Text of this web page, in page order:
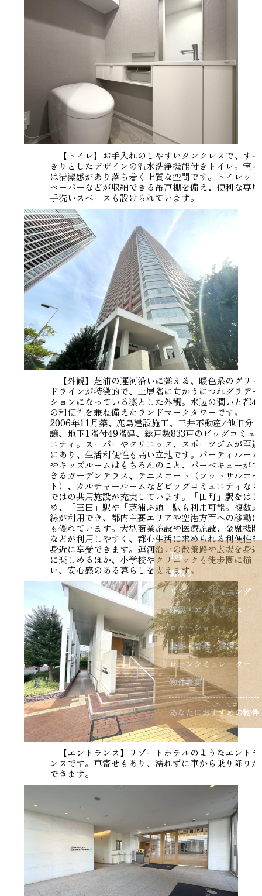
Top
間取り
リビング・ダイニング
外観・エントランス
ロケーション
概要・管理・設備
ローンシミュレーター
物件概要
あなたにおすすめの物件
【トイレ】お手入れのしやすいタンクレスで、すっ
きりとしたデザインの温水洗浄機能付きトイレ。室内
は清潔感があり落ち着く上質な空間です。トイレット
ペーパーなどが収納できる吊戸棚を備え、便利な専用
手洗いスペースも設けられています。
【外観】芝浦の運河沿いに聳える、暖色系のグリッ
ドラインが特徴的で、上層階に向かうにつれグラデー
ションになっている凛とした外観。水辺の潤いと都心
の利便性を兼ね備えたランドマークタワーです。
2006年11月築、鹿島建設施工、三井不動産/他旧分
譲、地下1階付49階建、総戸数833戸のビッグコミュ
ニティ。スーパーやクリニック、スポーツジムが至近
にあり、生活利便性も高い立地です。パーティルーム
やキッズルームはもちろんのこと、バーベキューがで
きるガーデンテラス、テニスコート（フットサルコー
ト）、カルチャールームなどビッグコミュニティなら
ではの共用施設が充実しています。「田町」駅をはじ
め、「三田」駅や「芝浦ふ頭」駅も利用可能。複数路
線が利用でき、都内主要エリアや空港方面への移動に
も優れています。大型商業施設や医療施設、金融機関
などが利用しやすく、都心生活に求められる利便性を
身近に享受できます。運河沿いの散策路や広場を身近
に楽しめるほか、小学校やクリニックも徒歩圏に揃
い、安心感のある暮らしを支えます。
【エントランス】リゾートホテルのようなエントラ
ンスです。車寄せもあり、濡れずに車から乗り降りが
できます。